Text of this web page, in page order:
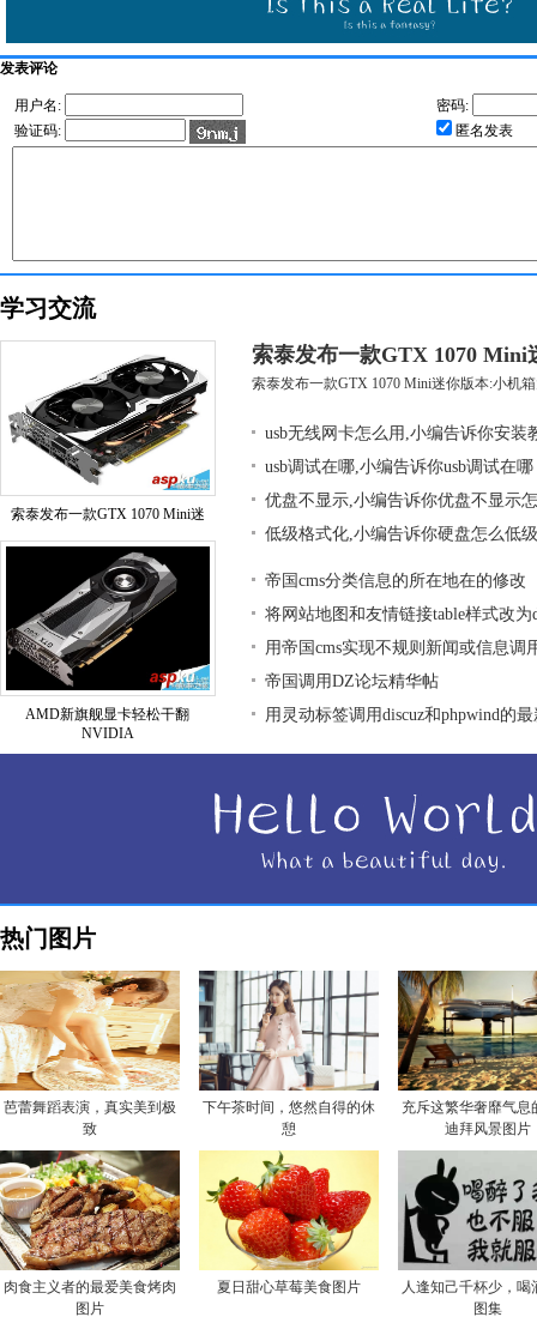
发表评论
用户名:
密码:
验证码:
匿名发表
学习交流
索泰发布一款GTX 1070 Mini迷
AMD新旗舰显卡轻松干翻
NVIDIA
索泰发布一款GTX 1070 Mini
索泰发布一款GTX 1070 Mini迷你版本:小机
usb无线网卡怎么用,小编告诉你安装
usb调试在哪,小编告诉你usb调试在哪
优盘不显示,小编告诉你优盘不显示
低级格式化,小编告诉你硬盘怎么低
帝国cms分类信息的所在地在的修改
将网站地图和友情链接table样式改为
用帝国cms实现不规则新闻或信息调
帝国调用DZ论坛精华帖
用灵动标签调用discuz和phpwind的
热门图片
芭蕾舞蹈表演，真实美到极
致
下午茶时间，悠然自得的休
憩
充斥这繁华奢靡气息
迪拜风景图片
肉食主义者的最爱美食烤肉
图片
夏日甜心草莓美食图片
人逢知己千杯少，喝
图集